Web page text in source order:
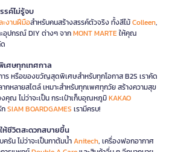
รค์ไม่รู้จบ
ะงานฝีมือสำหรับคนสร้างสรรค์ตัวจริง ทั้งสีไม้Colleen,
อุปกรณ์ DIY ต่างๆ จากMONT MARTEให้คุณ
ศษทุกเทศกาล
ร หรือของขวัญสุดพิเศษสำหรับทุกโอกาส B2S เราคัด
กหลายสไตล์ เหมาะสำหรับทุกเพศทุกวัย สร้างความสุข
คุณ ไม่ว่าจะเป็น กระเป๋าเก็บอุณหภูมิKAKAO
SIAM BOARDGAMES เรามีครบ!
ห้ชีวิตสะดวกสบายขึ้น
ครัน ไม่ว่าจะเป็นกาต้มน้ำAnitech, เครื่องฟอกอากาศ